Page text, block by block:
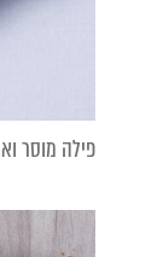
פילה מוסר